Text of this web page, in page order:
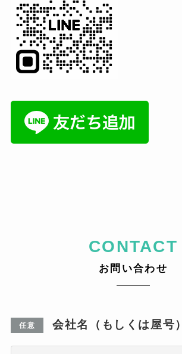
CONTACT
お問い合わせ
任意 会社名（もしくは屋号）